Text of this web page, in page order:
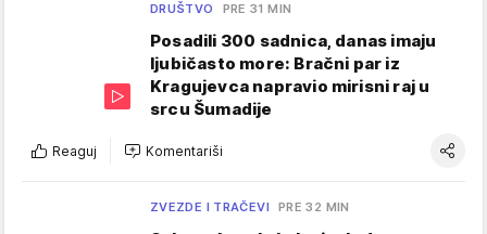
DRUŠTVO PRE 31 MIN
Posadili 300 sadnica, danas imaju
ljubičasto more: Bračni par iz
Kragujevca napravio mirisni raj u
srcu Šumadije
Reaguj Komentariši
ZVEZDE I TRAČEVI PRE 32 MIN